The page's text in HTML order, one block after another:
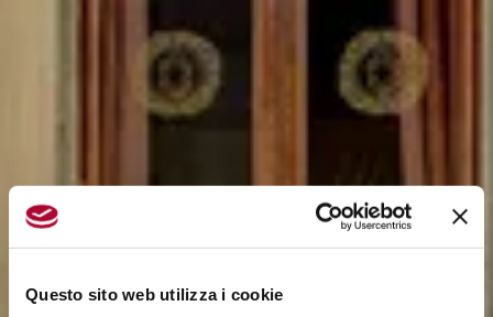
Questo sito web utilizza i cookie